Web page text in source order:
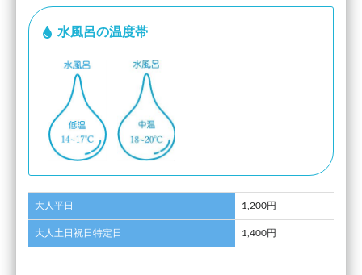
水風呂の温度帯
大人平日 1,200円
大人土日祝日特定日 1,400円